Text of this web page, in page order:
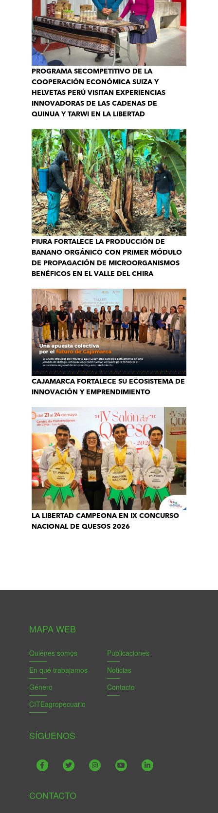
PROGRAMA SECOMPETITIVO DE LA
COOPERACIÓN ECONÓMICA SUIZA Y
HELVETAS PERÚ VISITAN EXPERIENCIAS
INNOVADORAS DE LAS CADENAS DE
QUINUA Y TARWI EN LA LIBERTAD
PIURA FORTALECE LA PRODUCCIÓN DE
BANANO ORGÁNICO CON PRIMER MÓDULO
DE PROPAGACIÓN DE MICROORGANISMOS
BENÉFICOS EN EL VALLE DEL CHIRA
CAJAMARCA FORTALECE SU ECOSISTEMA DE
INNOVACIÓN Y EMPRENDIMIENTO
LA LIBERTAD CAMPEONA EN IX CONCURSO
NACIONAL DE QUESOS 2026
MAPA WEB
Quiénes somos
En qué trabajamos
Género
CITEagropecuario
Publicaciones
Noticias
Contacto
SÍGUENOS
CONTACTO